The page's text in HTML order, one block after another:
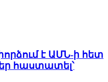
է ԱՄՆ-ի հետ
հաստատել՝